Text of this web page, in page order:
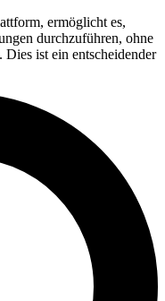
ermöglicht es,
durchzuführen, ohne
ist ein entscheidender